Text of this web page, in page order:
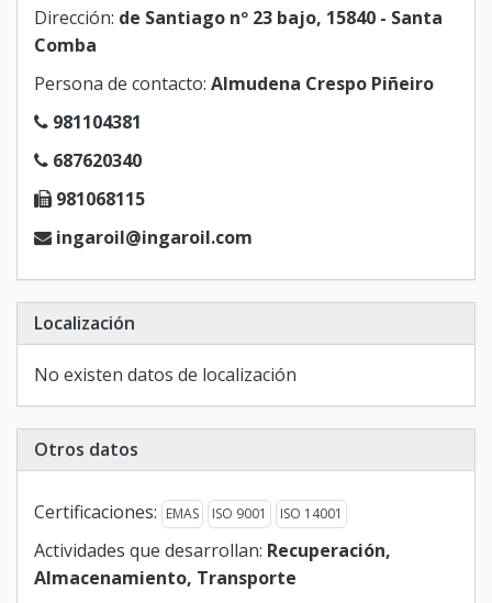
Dirección: de Santiago nº 23 bajo, 15840 - Santa
Comba
Persona de contacto: Almudena Crespo Piñeiro
981104381
687620340
981068115
ingaroil@ingaroil.com
Localización
No existen datos de localización
Otros datos
Certificaciones: EMAS ISO 9001 ISO 14001
Actividades que desarrollan: Recuperación,
Almacenamiento, Transporte